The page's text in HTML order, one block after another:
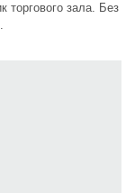
торгового зала. Без